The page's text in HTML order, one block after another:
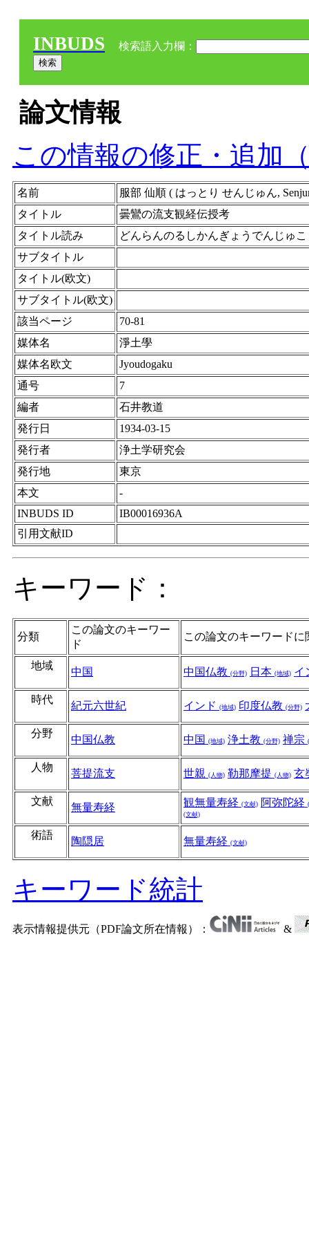
INBUDS 検索語入力欄：
論文情報
この情報の修正・追加
名前
服部 仙順 ( はっとり せんじゅん,
タイトル
曇鸞の流支観経伝授考
タイトル読み
どんらんのるしかんぎょうでんじゅこ
サブタイトル
タイトル(欧文)
サブタイトル(欧文)
該当ページ
70-81
媒体名
淨土學
媒体名欧文
Jyoudogaku
通号
7
編者
石井教道
発行日
1934-03-15
発行者
浄土学研究会
発行地
東京
本文
-
INBUDS ID
IB00016936A
引用文献ID
キーワード：
分類
この論文のキーワー
ド
この論文のキーワード
地域
中国 中国仏教 (分野) 日本 (地域) イ
時代
紀元六世紀 インド (地域) 印度仏教 (分野)
分野
中国仏教 中国 (地域) 浄土教 (分野) 禅宗
人物
菩提流支 世親 (人物) 勒那摩提 (人物) 玄
文献
無量寿経 観無量寿経 (文献) 阿弥陀経
(文献)
術語
陶隠居 無量寿経 (文献)
キーワード統計
表示情報提供元（PDF論文所在情報）： &